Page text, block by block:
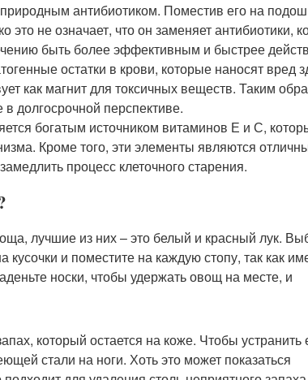
антибиотиком. Поместив его на
не означает, что он заменяет антибиотики,
быть более эффективным и быстрее
остатки в крови, которые наносят вред
как магнит для токсичных веществ. Таким
долгосрочной перспективе.
богатым источником витаминов Е и С,
Кроме того, эти элементы являются
процесс клеточного старения.
лучшие из них – это белый и красный лук.
и поместите на каждую стопу, так как
носки, чтобы удержать овощ на месте, и
который остается на коже. Чтобы устранить
стали на ноги. Хоть это может показаться